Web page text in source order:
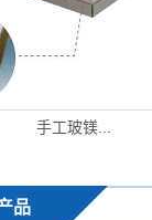
手工玻镁...
品